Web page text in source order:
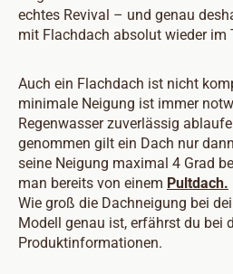
echtes Revival – und genau
mit Flachdach absolut wieder im
Auch ein Flachdach ist nicht
minimale Neigung ist immer
Regenwasser zuverlässig
genommen gilt ein Dach nur
seine Neigung maximal 4 Grad
man bereits von einem Pultdach.
Wie groß die Dachneigung bei
Modell genau ist, erfährst du bei
Produktinformationen.